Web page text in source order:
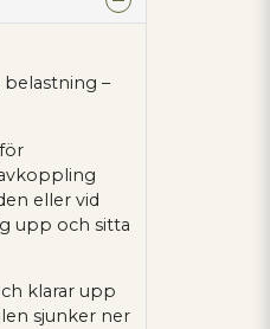
–
eller vid
upp och sitta
klarar upp
sjunker ner